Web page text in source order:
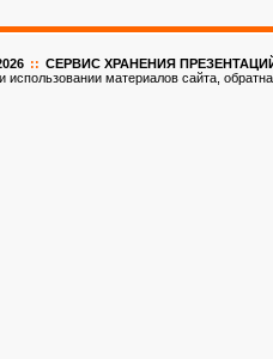
:: CЕРВИС ХРАНЕНИЯ ПРЕЗЕНТАЦИЙ
использовании материалов сайта,